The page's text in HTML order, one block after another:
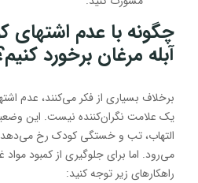
چگونه با عدم اشتهای
آبله مرغان برخورد
برخلاف بسیاری از فکر می‌کنند، عدم
یک علامت نگران‌کننده نیست. این
التهاب، تب و خستگی کودک رخ می‌دهد و
می‌رود. اما برای جلوگیری از کمبود
راهکارهای زیر توجه کنید: